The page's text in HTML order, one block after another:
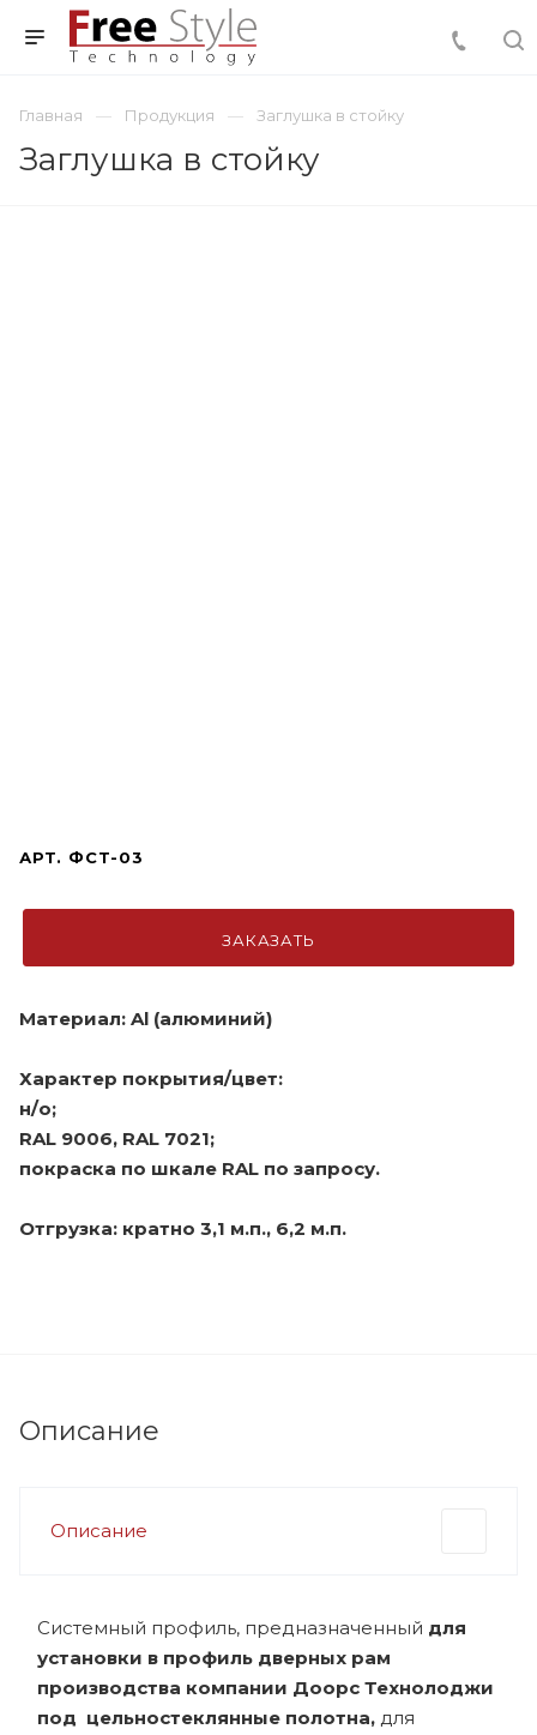
Главная Продукция Заглушка в стойку
Заглушка в стойку
АРТ. ФСТ-03
ЗАКАЗАТЬ
Материал: Al (алюминий)
Характер покрытия/цвет:
н/о;
RAL 9006, RAL 7021;
покраска по шкале RAL по запросу.
Отгрузка: кратно 3,1 м.п., 6,2 м.п.
Описание
Описание
Системный профиль, предназначенный для
установки в профиль дверных рам
производства компании Доорс Технолоджи
под цельностеклянные полотна, для